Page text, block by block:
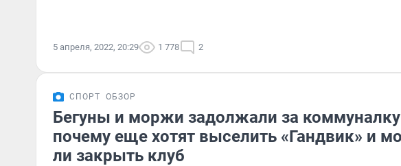
5 апреля, 2022, 20:29 1 778 2
СПОРТ ОБЗОР
Бегуны и моржи задолжали за
почему еще хотят выселить «Гандвик» и
ли закрыть клуб